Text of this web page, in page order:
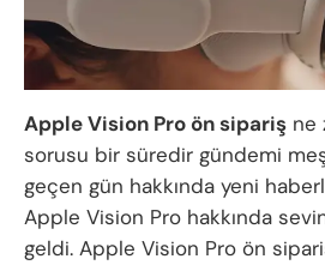
Apple Vision Pro ön sipariş ne
sorusu bir süredir gündemi
geçen gün hakkında yeni
Apple Vision Pro hakkında
geldi. Apple Vision Pro ön